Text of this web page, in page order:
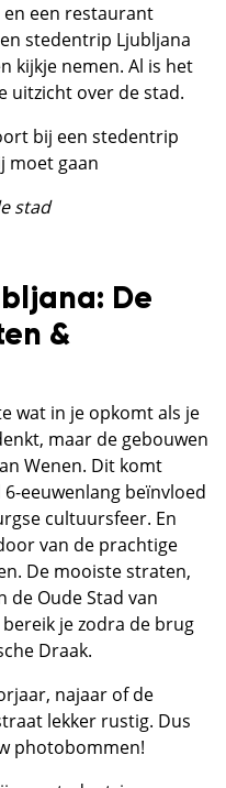
en een restaurant
stedentrip Ljubljana
kijkje nemen. Al is het
uitzicht over de stad.
stad
De
&
wat in je opkomt als je
maar de gebouwen
Wenen. Dit komt
eeuwenlang beïnvloed
cultuursfeer. En
van de prachtige
De mooiste straten,
de Oude Stad van
je zodra de brug
Draak.
najaar of de
lekker rustig. Dus
photobommen!